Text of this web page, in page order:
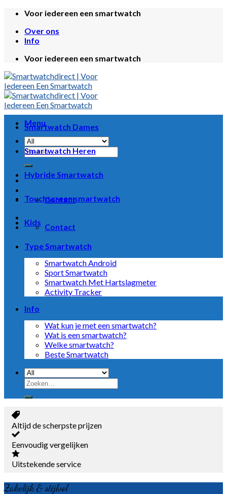
Skip
content
Voor iedereen een smartwatch
Over ons
Info
Voor iedereen een smartwatch
Menu
Zoeken
naar:
Contact
Contact
Smartwatch Dames
Smartwatch Heren
Hybride Smartwatch
Touchscreen smartwatch
Kids
Type Smartwatch
Smartwatch Android
Sport Smartwatch
Smartwatch Met Hartslagmeter
Activity Tracker
Info
Wat kun je met een smartwatch?
Wat is een smartwatch?
Welke smartwatch?
Beste Smartwatch
Zoeken
naar:
Altijd de scherpste prijzen
Eenvoudig vergelijken
Uitstekende service
Zakelijk & stijlvol